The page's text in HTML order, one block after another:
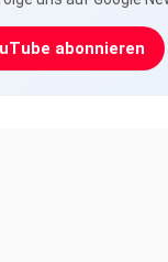
abonnieren